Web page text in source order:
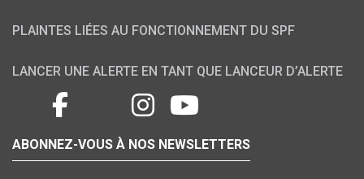
PLAINTES LIÉES AU FONCTIONNEMENT DU SPF
LANCER UNE ALERTE EN TANT QUE LANCEUR D’ALERTE
ABONNEZ-VOUS À NOS NEWSLETTERS